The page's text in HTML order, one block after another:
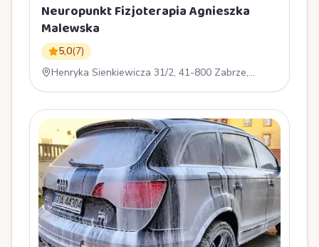
Neuropunkt Fizjoterapia Agnieszka
Malewska
5,0(7)
Henryka Sienkiewicza 31/2, 41-800 Zabrze,